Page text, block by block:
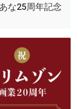
な25周年記念